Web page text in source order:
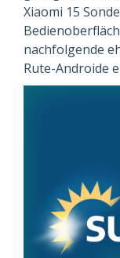
Xiaomi 15
nachfolgende
Rute-Androide